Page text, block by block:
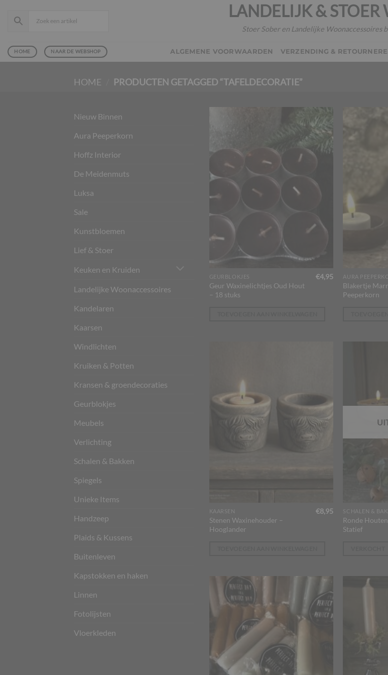
naar
LANDELIJK & STOER
Stoer Sober en Landelijke Woonaccessoires
HOME NAAR DE WEBSHOP ALGEMENE VOORWAARDEN VERZENDING &
HOME PRODUCTEN GETAGGED “TAFELDECORATIE”
Nieuw Binnen
Aura Peeperkorn
Hoffz Interior
De Meidenmuts
Luksa
Sale
Kunstbloemen
Lief & Stoer
Keuken en Kruiden
Landelijke Woonaccessoires
Kandelaren
Kaarsen
Windlichten
Kruiken & Potten
Kransen & groendecoraties
Geurblokjes
Meubels
Verlichting
Schalen & Bakken
Spiegels
Unieke Items
Handzeep
Plaids & Kussens
Buitenleven
Kapstokken en haken
Linnen
Fotolijsten
Vloerkleden
GEURBLOKJES
Geur Waxinelichtjes Oud Hout
– 18 stuks
€4,95 AURA
Blakertje
Peeperkorn
KAARSEN
Stenen Waxinehouder –
Hooglander
€8,95 SCHALEN &
Ronde
Statief